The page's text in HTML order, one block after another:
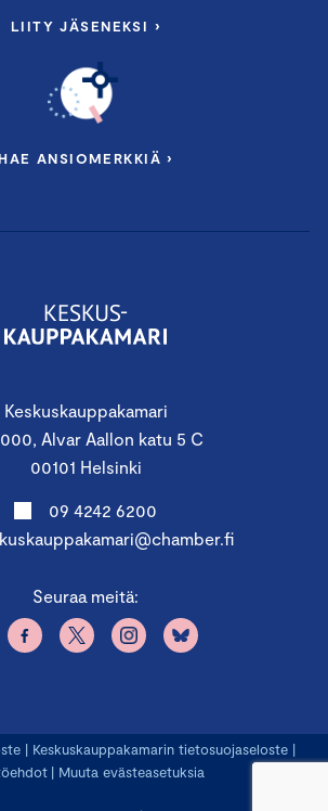
Keskuskauppakamari
Alvar Aallon katu 5 C
00101 Helsinki
09 4242 6200
Seuraa meitä:
LIITY JÄSENEKSI ›
ANSIOMERKKIÄ ›
| Keskuskauppakamarin tietosuojaseloste |
| Muuta evästeasetuksia